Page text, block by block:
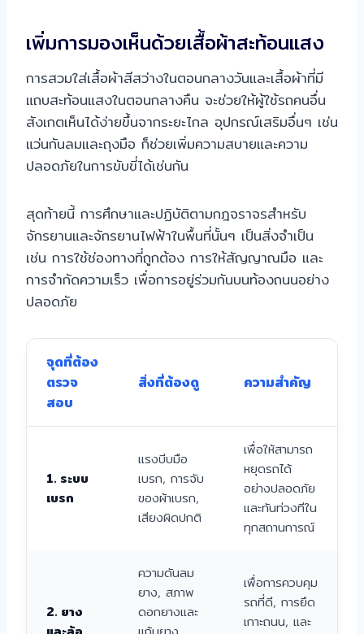
เพิ่มการมองเห็นด้วยเสื้อผ้าสะท้อนแสง
การสวมใส่เสื้อผ้าสีสว่างในตอนกลางวันและเสื้อผ้าที่มี
แถบสะท้อนแสงในตอนกลางคืน จะช่วยให้ผู้ใช้รถคนอื่น
สังเกตเห็นได้ง่ายขึ้นจากระยะไกล อุปกรณ์เสริมอื่นๆ เช่น
แว่นกันลมและถุงมือ ก็ช่วยเพิ่มความสบายและความ
ปลอดภัยในการขับขี่ได้เช่นกัน
สุดท้ายนี้ การศึกษาและปฏิบัติตามกฎจราจรสำหรับ
จักรยานและจักรยานไฟฟ้าในพื้นที่นั้นๆ เป็นสิ่งจำเป็น
เช่น การใช้ช่องทางที่ถูกต้อง การให้สัญญาณมือ และ
การจำกัดความเร็ว เพื่อการอยู่ร่วมกันบนท้องถนนอย่าง
ปลอดภัย
จุดที่ต้อง
ตรวจ
สอบ
สิ่งที่ต้องดู ความสำคัญ
1. ระบบ
เบรก
แรงบีบมือ
เบรก, การจับ
ของผ้าเบรก,
เสียงผิดปกติ
เพื่อให้สามารถ
หยุดรถได้
อย่างปลอดภัย
และทันท่วงทีใน
ทุกสถานการณ์
2. ยาง
ความดันลม
ยาง, สภาพ
ดอกยางและ
เพื่อการควบคุม
รถที่ดี, การยึด
เกาะถนน, และ